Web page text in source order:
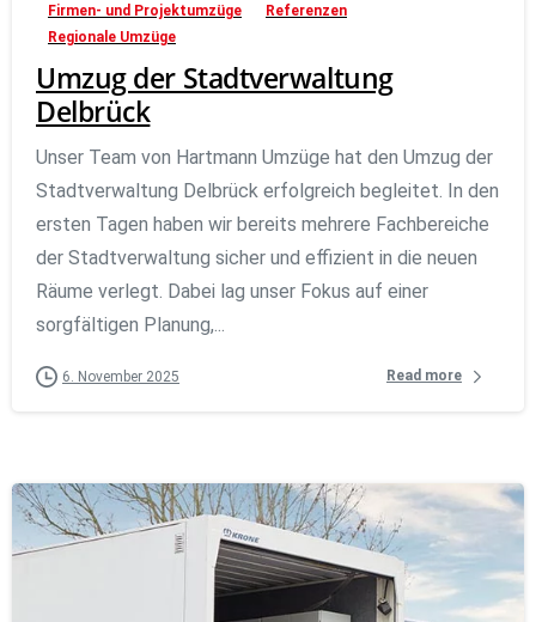
Firmen- und Projektumzüge
Referenzen
Regionale Umzüge
Umzug der Stadtverwaltung
Delbrück
Unser Team von Hartmann Umzüge hat den Umzug der
Stadtverwaltung Delbrück erfolgreich begleitet. In den
ersten Tagen haben wir bereits mehrere Fachbereiche
der Stadtverwaltung sicher und effizient in die neuen
Räume verlegt. Dabei lag unser Fokus auf einer
sorgfältigen Planung,...
6. November 2025 Read more